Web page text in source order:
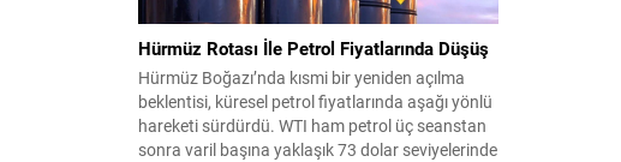
Hürmüz Rotası İle Petrol Fiyatlarında Düşüş
Hürmüz Boğazı’nda kısmi bir yeniden açılma
beklentisi, küresel petrol fiyatlarında aşağı yönlü
hareketi sürdürdü. WTI ham petrol üç seanstan
sonra varil başına yaklaşık 73 dolar seviyelerinde